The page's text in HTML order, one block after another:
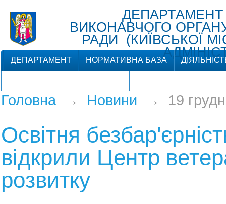
ВИКОНАВЧОГО
РАДИ (КИЇВСЬКОЇ
ДЕПАРТАМЕНТ НОРМАТИВНА БАЗА
Головна→ Новини → 19
Освітня
відкрили Центр
розвитку